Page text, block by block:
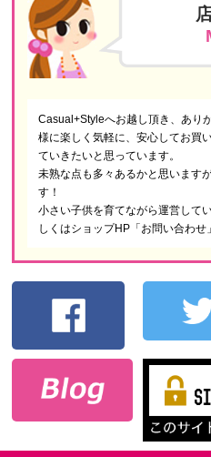
Casual+Styleへお越し頂き、あり
様に楽しく気軽に、安心してお買
ていきたいと思っています。
未熟な点も多々あるかと思います
す！
小さい子供を育てながら運営して
しくはショップHP「お問い合わせ